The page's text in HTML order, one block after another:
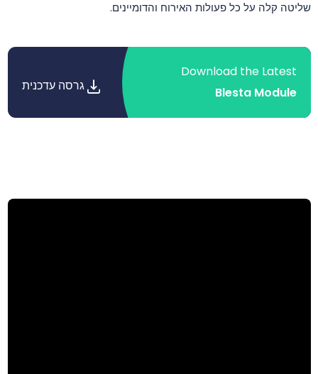
שליטה קלה על כל פעולות האירוח והדומיינים.
Download the Latest
Blesta Module
גרסה עדכנית